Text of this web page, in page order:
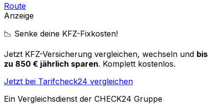
Route
Anzeige
📉 Senke deine KFZ-Fixkosten!
Jetzt KFZ-Versicherung vergleichen, wechseln und bis
zu 850 € jährlich sparen. Komplett kostenlos.
Jetzt bei Tarifcheck24 vergleichen
Ein Vergleichsdienst der CHECK24 Gruppe